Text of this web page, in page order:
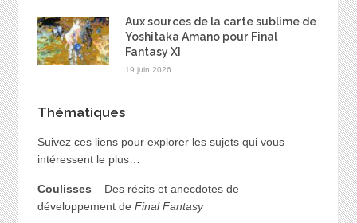
Aux sources de la carte sublime de
Yoshitaka Amano pour Final
Fantasy XI
19 juin 2026
Thématiques
Suivez ces liens pour explorer les sujets qui vous
intéressent le plus…
Coulisses – Des récits et anecdotes de
développement de Final Fantasy